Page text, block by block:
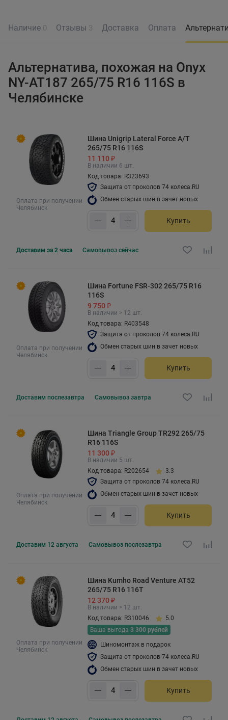
Наличие 0 Отзывы 3 Доставка Оплата
Альтернатива, похожая на Onyx
NY-AT187 265/75 R16 116S в
Челябинске
Оплата при получении
Челябинск
Шина Unigrip Lateral Force A/T
265/75 R16 116S
11 110 ₽
В наличии 6 шт.
Код товара: R323693
Защита от проколов 74 колеса.RU
Обмен старых шин в зачет новых
Купить
Доставим за 2 часа Самовывоз сейчас
Оплата при получении
Челябинск
Шина Fortune FSR-302 265/75 R16
116S
9 750 ₽
В наличии > 12 шт.
Код товара: R403548
Защита от проколов 74 колеса.RU
Обмен старых шин в зачет новых
Купить
Доставим послезавтра Самовывоз завтра
Оплата при получении
Челябинск
Шина Triangle Group TR292 265/75
R16 116S
11 300 ₽
В наличии 5 шт.
Код товара: R202654
3.3
Защита от проколов 74 колеса.RU
Обмен старых шин в зачет новых
Купить
Доставим 12 августа Самовывоз послезавтра
Оплата при получении
Челябинск
Шина Kumho Road Venture AT52
265/75 R16 116T
12 370 ₽
В наличии > 12 шт.
Код товара: R310046
5.0
Ваша выгода 3 300 рублей
Шиномонтаж в подарок
Защита от проколов 74 колеса.RU
Обмен старых шин в зачет новых
Купить